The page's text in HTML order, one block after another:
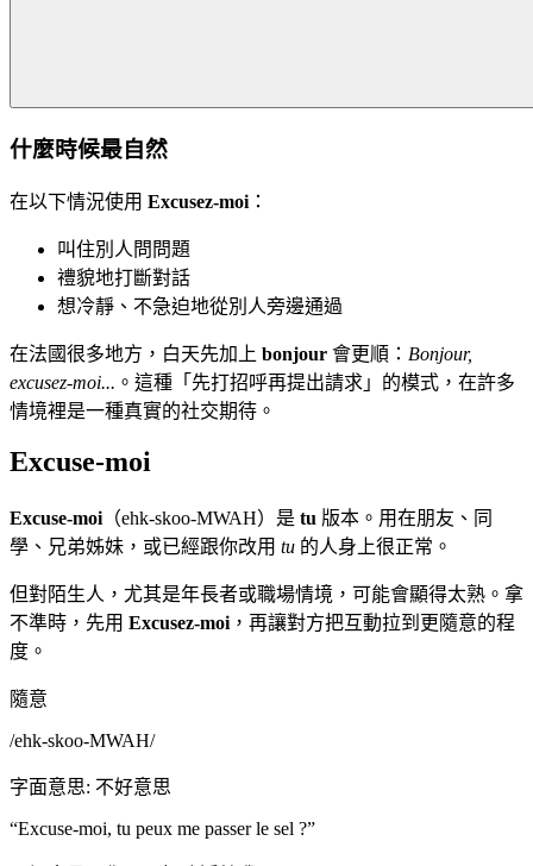
什麼時候最自然
在以下情況使用 Excusez-moi ：
叫住別人問問題
禮貌地打斷對話
想冷靜、不急迫地從別人旁邊通過
在法國很多地方，白天先加上 bonjour 會更順： Bonjour,
excusez-moi... 。這種「先打招呼再提出請求」的模式，在許多
情境裡是一種真實的社交期待。
Excuse-moi
Excuse-moi （ehk-skoo-MWAH）是 tu 版本。用在朋友、同
學、兄弟姊妹，或已經跟你改用 tu 的人身上很正常。
但對陌生人，尤其是年長者或職場情境，可能會顯得太熟。拿
不準時，先用 Excusez-moi ，再讓對方把互動拉到更隨意的程
度。
隨意
/ehk-skoo-MWAH/
字面意思: 不好意思
“Excuse-moi, tu peux me passer le sel ?”